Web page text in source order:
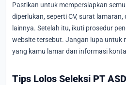
Pastikan untuk mempersiapkan
diperlukan, seperti CV, surat
lainnya. Setelah itu, ikuti prosedur
website tersebut. Jangan lupa untuk
yang kamu lamar dan informasi
Tips Lolos Seleksi PT